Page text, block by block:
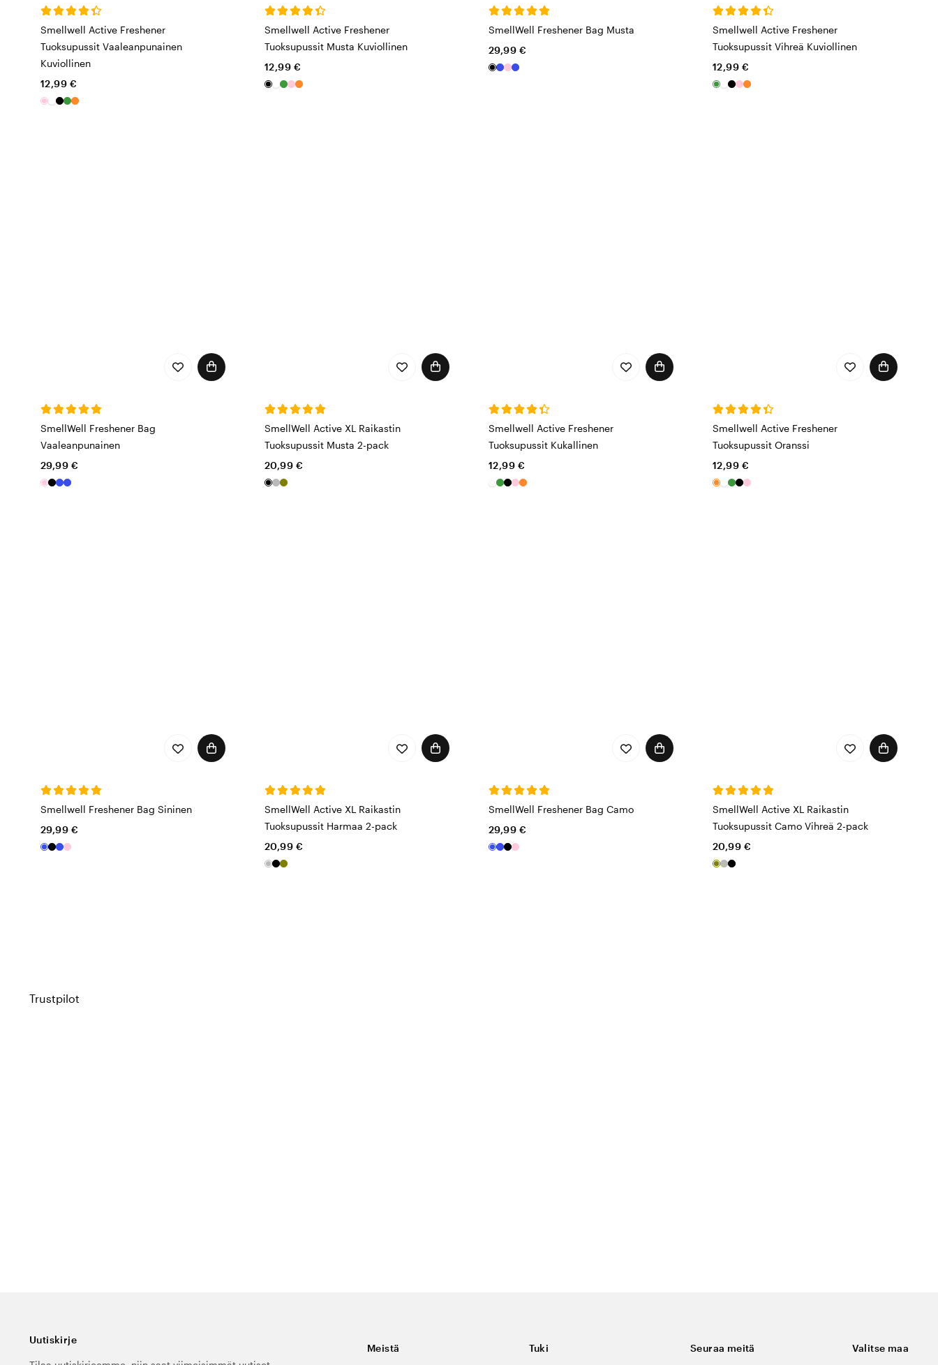
Smellwell Active Freshener
Tuoksupussit Vaaleanpunainen
Kuviollinen
12,99 €
Smellwell Active Freshener
Tuoksupussit Musta Kuviollinen
12,99 €
SmellWell Freshener Bag Musta
29,99 €
Smellwell Active Freshener
Tuoksupussit Vihreä Kuviollinen
12,99 €
SmellWell Freshener Bag
Vaaleanpunainen
29,99 €
SmellWell Active XL Raikastin
Tuoksupussit Musta 2-pack
20,99 €
Smellwell Active Freshener
Tuoksupussit Kukallinen
12,99 €
Smellwell Active Freshener
Tuoksupussit Oranssi
12,99 €
Smellwell Freshener Bag Sininen
29,99 €
SmellWell Active XL Raikastin
Tuoksupussit Harmaa 2-pack
20,99 €
SmellWell Freshener Bag Camo
29,99 €
SmellWell Active XL Raikastin
Tuoksupussit Camo Vihreä 2-pack
20,99 €
Trustpilot
Uutiskirje
Meistä Tuki Seuraa meitä Valitse maa